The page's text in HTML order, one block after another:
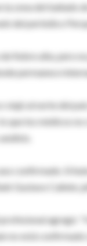
la zona del bañado
del periódico
de fiebre alta, pero
permanece
viajó al norte del
que los médicos no
confirmado. Sí
Gustavo Cañete,
profesional agregó:
no está